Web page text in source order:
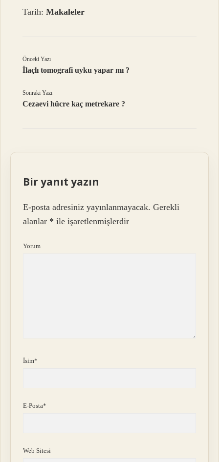
Tarih:Makaleler
Önceki Yazı
İlaçlı tomografi uyku yapar mı ?
Sonraki Yazı
Cezaevi hücre kaç metrekare ?
Bir yanıt yazın
E-posta adresiniz yayınlanmayacak. Gerekli
alanlar * ile işaretlenmişlerdir
Yorum
İsim*
E-Posta*
Web Sitesi